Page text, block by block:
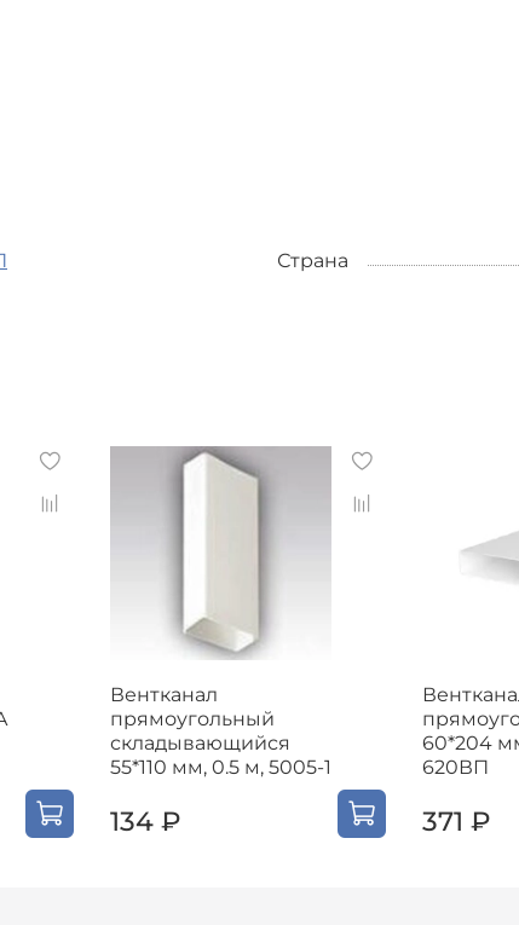
Страна
Вентканал
прямоугольный
складывающийся
55*110 мм, 0.5 м, 5005-1
134 ₽
60*204
620ВП
371 ₽